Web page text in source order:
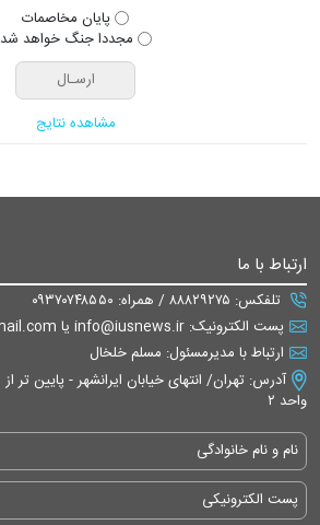
پایان مخاصمات
مجددا جنگ خواهد شد
مشاهده نتایج
ارتباط با ما
تلفکس: ۸۸۸۲۹۲۷۵ / همراه: ۰۹۳۷۰۷۴۸۵۵۰
پست الکترونیک: info@iusnews.ir یا eiusnews@gmail.com
ارتباط با مدیرمسئول: مسلم خلخال
واحد ۲